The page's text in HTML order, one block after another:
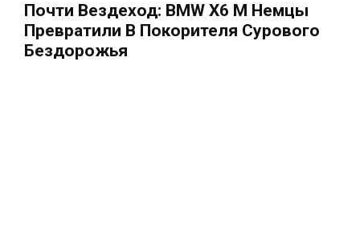
Почти Вездеход: BMW X6 M Немцы
Превратили В Покорителя Сурового
Бездорожья